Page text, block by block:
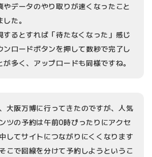
やデータのやり取りが速くなったこと
た。
するとすれば「待たなくなった」感じ
ンロードボタンを押して数秒で完了し
が多く、アップロードも同様ですね。
大阪万博に行ってきたのですが、人気
ツの予約は午前0時ぴったりにアクセ
してサイトにつながりにくくなります
こで回線を分けて予約しようというこ